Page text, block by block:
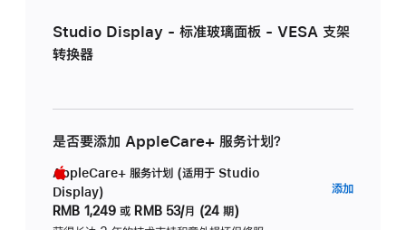
Studio Display - 标准玻璃面板 - VESA 支架
转换器
是否要添加 AppleCare+ 服务计划？
AppleCare+ 服务计划 (适用于 Studio
Display)
RMB 1,249 或 RMB 53/月 (24 期)
添加